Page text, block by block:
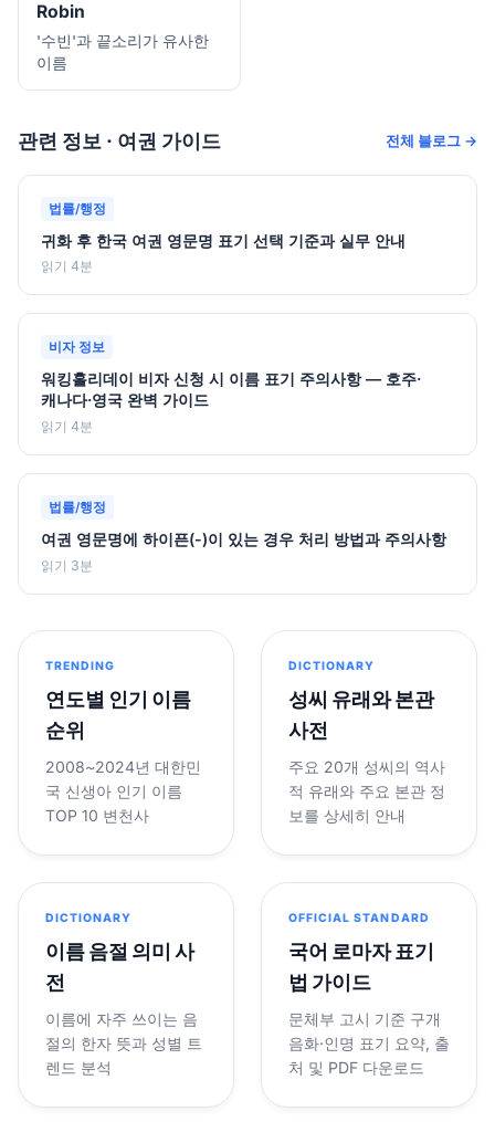
Robin
'수빈'과 끝소리가 유사한
이름
관련 정보 · 여권 가이드 전체 블로그 →
법률/행정
귀화 후 한국 여권 영문명 표기 선택 기준과 실무 안내
읽기 4분
비자 정보
워킹홀리데이 비자 신청 시 이름 표기 주의사항 — 호주·
캐나다·영국 완벽 가이드
읽기 4분
법률/행정
여권 영문명에 하이픈(-)이 있는 경우 처리 방법과 주의사항
읽기 3분
TRENDING
연도별 인기 이름
순위
2008~2024년 대한민
국 신생아 인기 이름
TOP 10 변천사
DICTIONARY
성씨 유래와 본관
사전
주요 20개 성씨의 역사
적 유래와 주요 본관 정
보를 상세히 안내
DICTIONARY
이름 음절 의미 사
전
이름에 자주 쓰이는 음
절의 한자 뜻과 성별 트
렌드 분석
OFFICIAL STANDARD
국어 로마자 표기
법 가이드
문체부 고시 기준 구개
음화·인명 표기 요약, 출
처 및 PDF 다운로드